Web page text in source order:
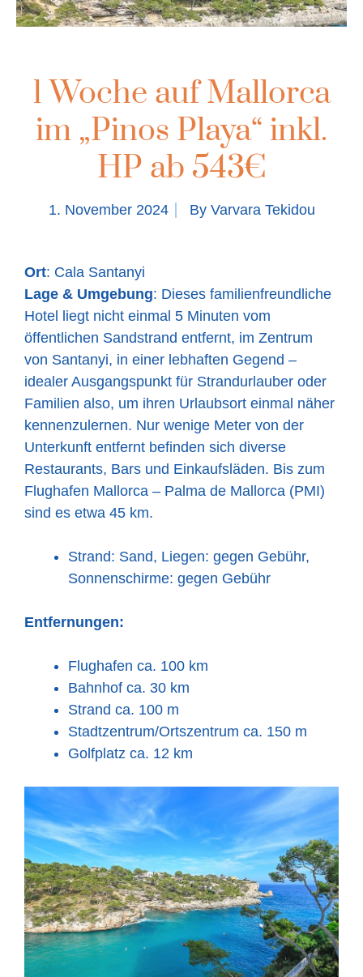
1 Woche auf Mallorca
im „Pinos Playa“ inkl.
HP ab 543€
1. November 2024 By Varvara Tekidou
Ort: Cala Santanyi
Lage & Umgebung: Dieses familienfreundliche
Hotel liegt nicht einmal 5 Minuten vom
öffentlichen Sandstrand entfernt, im Zentrum
von Santanyi, in einer lebhaften Gegend –
idealer Ausgangspunkt für Strandurlauber oder
Familien also, um ihren Urlaubsort einmal näher
kennenzulernen. Nur wenige Meter von der
Unterkunft entfernt befinden sich diverse
Restaurants, Bars und Einkaufsläden. Bis zum
Flughafen Mallorca – Palma de Mallorca (PMI)
sind es etwa 45 km.
Strand: Sand, Liegen: gegen Gebühr,
Sonnenschirme: gegen Gebühr
Entfernungen:
Flughafen ca. 100 km
Bahnhof ca. 30 km
Strand ca. 100 m
Stadtzentrum/Ortszentrum ca. 150 m
Golfplatz ca. 12 km